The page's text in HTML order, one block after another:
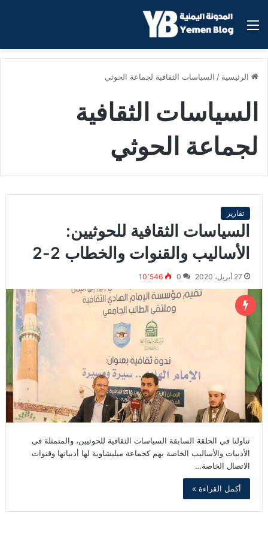
القائمة
الرئيسية / السياسات الثقافية لجماعة الحوثي
السياسات الثقافية
لجماعة الحوثي
تقارير
السياسات الثقافية للحوثيين:
الأساليب والقنوات والخطاب 2-2
27 أبريل، 2020 0 10٬546
تناولنا في الحلقة السابقة السياسات الثقافية للحوثيين، والمتمثلة في
الأدبيات والأساليب الخاصة بهم كجماعة ميليشاوية لها أدبياتها وقنوات
الاتصال الخاصة…
أكمل القراءة »